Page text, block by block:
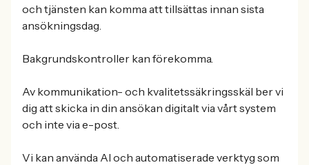
och tjänsten kan komma att tillsättas innan sista
ansökningsdag.
Bakgrundskontroller kan förekomma.
Av kommunikation- och kvalitetssäkringsskäl ber vi
dig att skicka in din ansökan digitalt via vårt system
och inte via e-post.
Vi kan använda AI och automatiserade verktyg som